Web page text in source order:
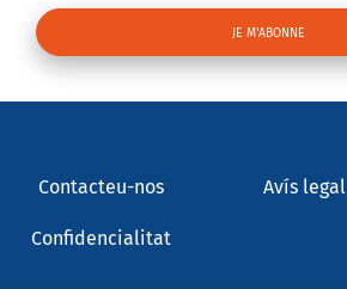
Contacteu-nos Avís legal
Confidencialitat